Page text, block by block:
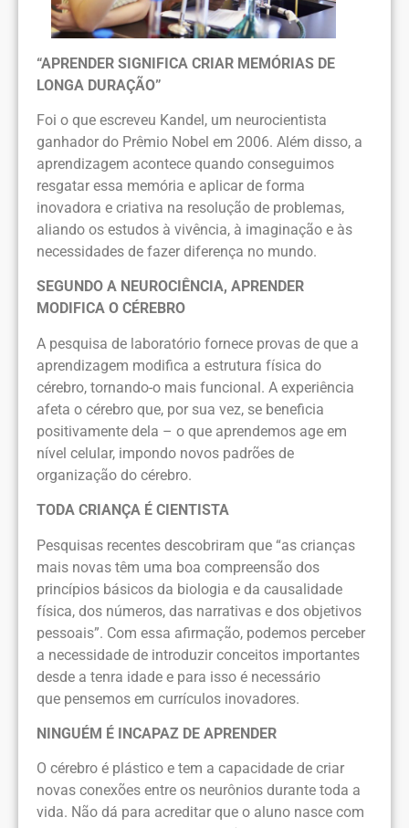
“APRENDER SIGNIFICA CRIAR MEMÓRIAS DE
LONGA DURAÇÃO”
Foi o que escreveu Kandel, um neurocientista
ganhador do Prêmio Nobel em 2006. Além disso, a
aprendizagem acontece quando conseguimos
resgatar essa memória e aplicar de forma
inovadora e criativa na resolução de problemas,
aliando os estudos à vivência, à imaginação e às
necessidades de fazer diferença no mundo.
SEGUNDO A NEUROCIÊNCIA, APRENDER
MODIFICA O CÉREBRO
A pesquisa de laboratório fornece provas de que a
aprendizagem modifica a estrutura física do
cérebro, tornando-o mais funcional. A experiência
afeta o cérebro que, por sua vez, se beneficia
positivamente dela – o que aprendemos age em
nível celular, impondo novos padrões de
organização do cérebro.
TODA CRIANÇA É CIENTISTA
Pesquisas recentes descobriram que “as crianças
mais novas têm uma boa compreensão dos
princípios básicos da biologia e da causalidade
física, dos números, das narrativas e dos objetivos
pessoais”. Com essa afirmação, podemos perceber
a necessidade de introduzir conceitos importantes
desde a tenra idade e para isso é necessário
que pensemos em currículos inovadores.
NINGUÉM É INCAPAZ DE APRENDER
O cérebro é plástico e tem a capacidade de criar
novas conexões entre os neurônios durante toda a
vida. Não dá para acreditar que o aluno nasce com